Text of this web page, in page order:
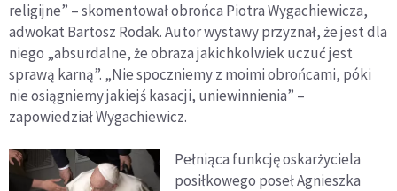
religijne” – skomentował obrońca Piotra Wygachiewicza,
adwokat Bartosz Rodak. Autor wystawy przyznał, że jest dla
niego „absurdalne, że obraza jakichkolwiek uczuć jest
sprawą karną”. „Nie spoczniemy z moimi obrońcami, póki
nie osiągniemy jakiejś kasacji, uniewinnienia” –
zapowiedział Wygachiewicz.
Pełniąca funkcję oskarżyciela
posiłkowego poseł Agnieszka